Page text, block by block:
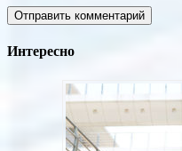
Интересно